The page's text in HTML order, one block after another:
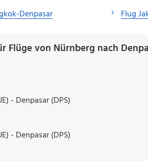
Denpasar
Flug
Flüge von Nürnberg nach
- Denpasar (DPS)
- Denpasar (DPS)